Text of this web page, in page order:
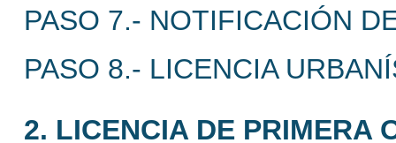
PASO 7.- NOTIFICACIÓN
PASO 8.- LICENCIA
2. LICENCIA DE PRIMERA